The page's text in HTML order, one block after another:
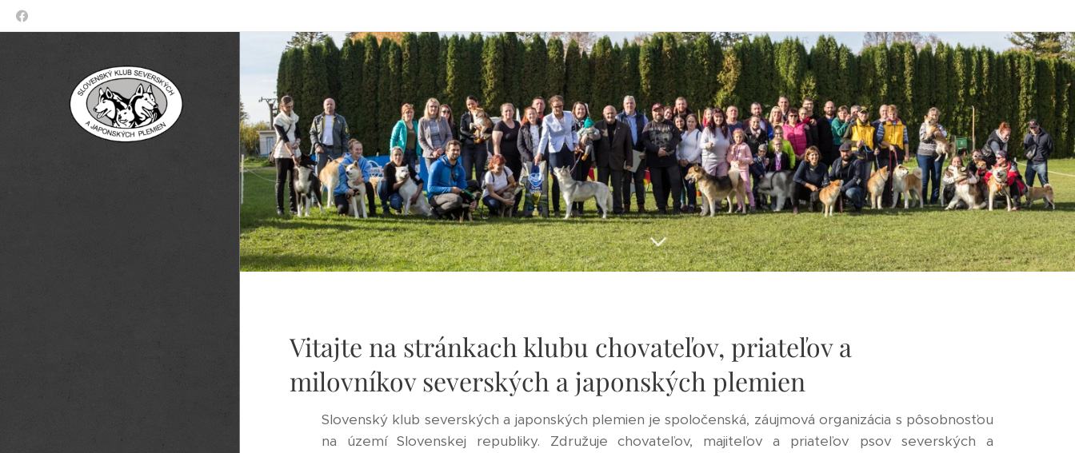
Vitajte na stránkach klubu chovateľov, priateľov a
milovníkov severských a japonských plemien
Slovenský klub severských a japonských plemien je spoločenská, záujmová organizácia s pôsobnosťou
na území Slovenskej republiky. Združuje chovateľov, majiteľov a priateľov psov severských a